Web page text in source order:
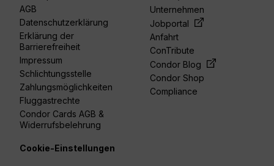
AGB
Datenschutzerklärung
Erklärung der
Barrierefreiheit
Impressum
Schlichtungsstelle
Zahlungsmöglichkeiten
Fluggastrechte
Condor Cards AGB &
Widerrufsbelehrung
Unternehmen
Jobportal
Anfahrt
ConTribute
Condor Blog
Condor Shop
Compliance
Cookie-Einstellungen